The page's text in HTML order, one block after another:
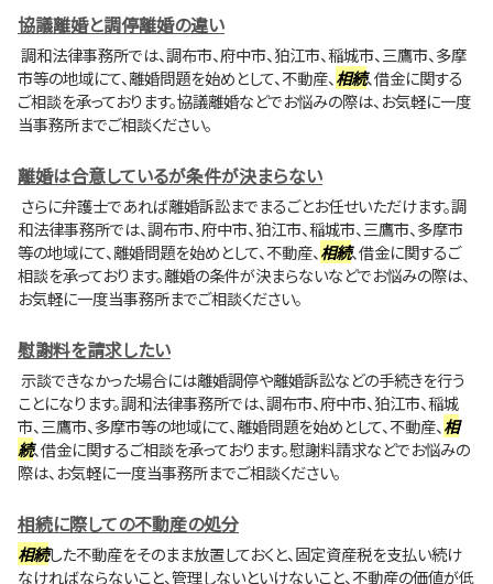
協議離婚と調停離婚の違い
調和法律事務所では、調布市、府中市、狛江市、稲城市、三鷹市、多摩
市等の地域にて、離婚問題を始めとして、不動産、相続、借金に関する
ご相談を承っております。協議離婚などでお悩みの際は、お気軽に一度
当事務所までご相談ください。
離婚は合意しているが条件が決まらない
さらに弁護士であれば離婚訴訟までまるごとお任せいただけます。調
和法律事務所では、調布市、府中市、狛江市、稲城市、三鷹市、多摩市
等の地域にて、離婚問題を始めとして、不動産、相続、借金に関するご
相談を承っております。離婚の条件が決まらないなどでお悩みの際は、
お気軽に一度当事務所までご相談ください。
慰謝料を請求したい
示談できなかった場合には離婚調停や離婚訴訟などの手続きを行う
ことになります。調和法律事務所では、調布市、府中市、狛江市、稲城
市、三鷹市、多摩市等の地域にて、離婚問題を始めとして、不動産、相
続、借金に関するご相談を承っております。慰謝料請求などでお悩みの
際は、お気軽に一度当事務所までご相談ください。
相続に際しての不動産の処分
相続した不動産をそのまま放置しておくと、固定資産税を支払い続け
なければならないこと、管理しないといけないこと、不動産の価値が低